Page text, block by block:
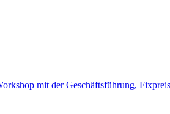
mit der Geschäftsführung,